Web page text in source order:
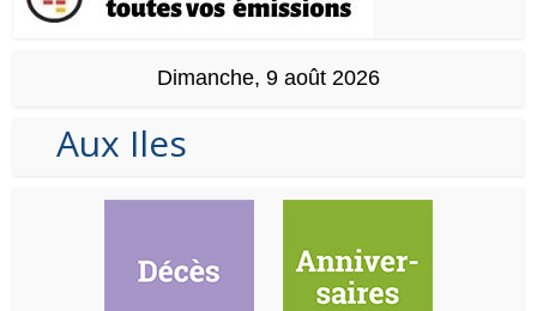
Dimanche, 9 août 2026
Aux Iles